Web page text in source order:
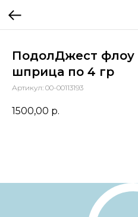
ПодолДжест флоу
шприца по 4 гр
Артикул: 00-00113193
1500,00 р.